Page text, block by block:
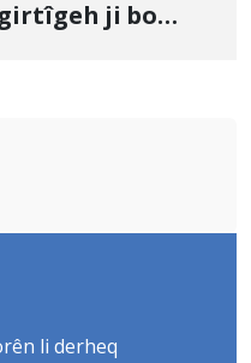
girtîgeh ji bo
li derheq